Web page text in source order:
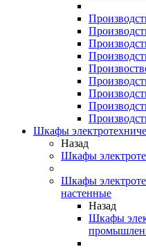
Шкафы
Назад
Шкафы
Шкафы
настенные
Назад
Шкафы